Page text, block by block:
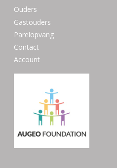
Ouders
Gastouders
Parelopvang
Contact
Account